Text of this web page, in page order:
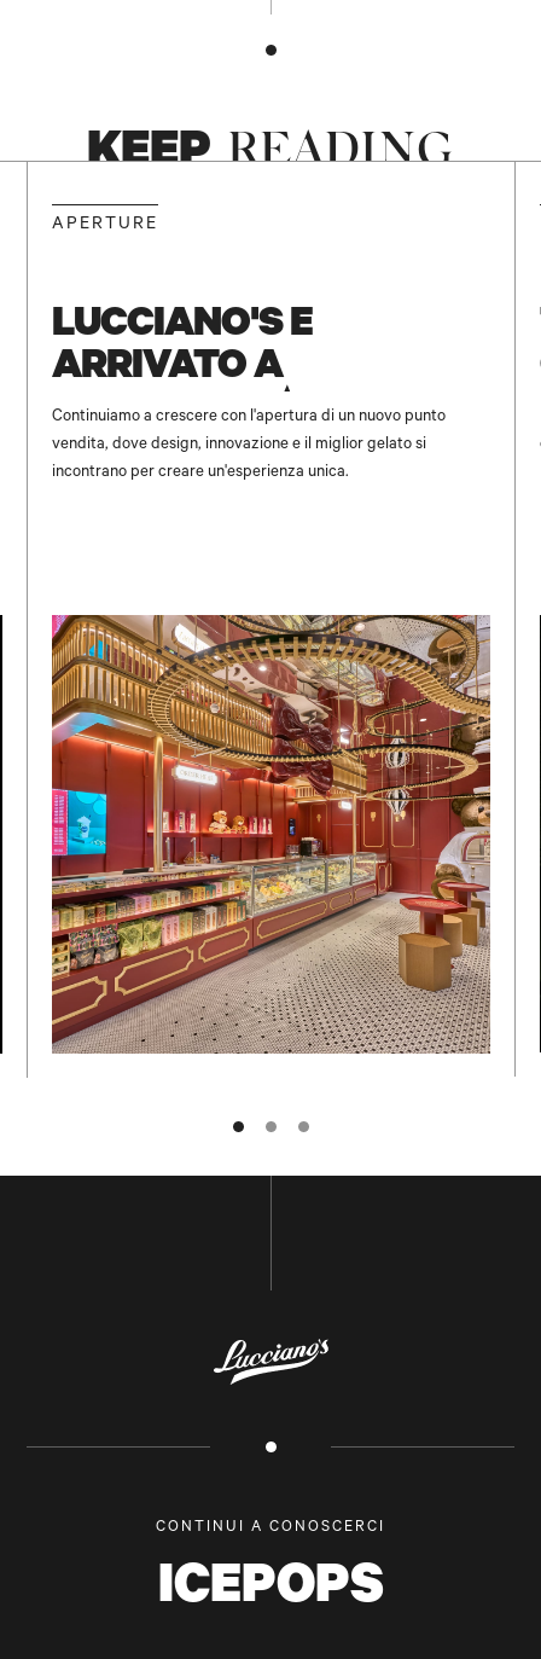
NOME E COGNOME
POSTA ELETTRONICA
KEEP READING
APERTURE
LUCCIANO'S È
ARRIVATO A
UNICENTER ✨
Continuiamo a crescere con l'apertura di un nuovo punto
vendita, dove design, innovazione e il miglior gelato si
incontrano per creare un'esperienza unica.
CONTINUI A CONOSCERCI
ICEPOPS